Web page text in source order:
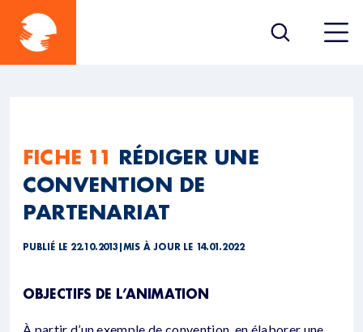
FICHE 11 RÉDIGER UNE
CONVENTION DE
PARTENARIAT
PUBLIÉ LE 22.10.2013 MIS À JOUR LE 14.01.2022
OBJECTIFS DE L’ANIMATION